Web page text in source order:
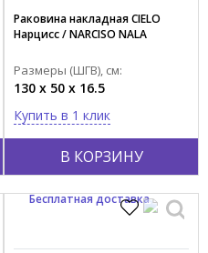
В КОРЗИНУ
Раковина накладная CIELO
Нарцисс / NARCISO NALA
Размеры (ШГВ), см:
130 x 50 x 16.5
Купить в 1 клик
Бесплатная доставка